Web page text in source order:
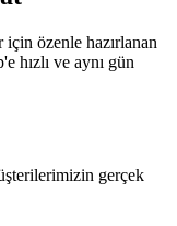
özenle hazırlanan
hızlı ve aynı gün
gerçek